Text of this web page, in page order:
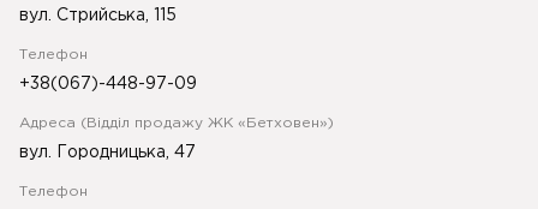
вул. Стрийська, 115
Телефон
+38(067)-448-97-09
Адреса (Відділ продажу ЖК «Бетховен»)
вул. Городницька, 47
Телефон